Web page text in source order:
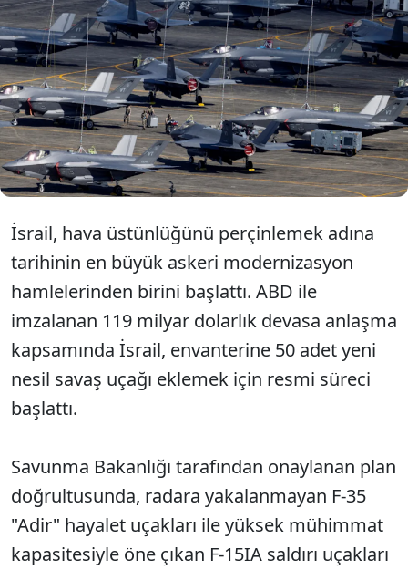
Orta Doğu'yu krize sürükleyen İsrail, füze
stoklarında ve maliyetinde sorun yaşamasının
ardından kesenin ağzını F-16 ve F-35 için açtı.
ABD'den milyarlarca dolar karşılığında
toplamda 50 adet F-16 ve F-35 satın aldılar.
İsrail, hava üstünlüğünü perçinlemek adına
tarihinin en büyük askeri modernizasyon
hamlelerinden birini başlattı. ABD ile
imzalanan 119 milyar dolarlık devasa anlaşma
kapsamında İsrail, envanterine 50 adet yeni
nesil savaş uçağı eklemek için resmi süreci
başlattı.
Savunma Bakanlığı tarafından onaylanan plan
doğrultusunda, radara yakalanmayan F-35
"Adir" hayalet uçakları ile yüksek mühimmat
kapasitesiyle öne çıkan F-15IA saldırı uçakları